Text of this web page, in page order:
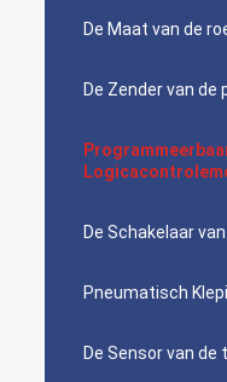
De Maat van de
De Zender van de
De Schakelaar
Pneumatisch
De Sensor van